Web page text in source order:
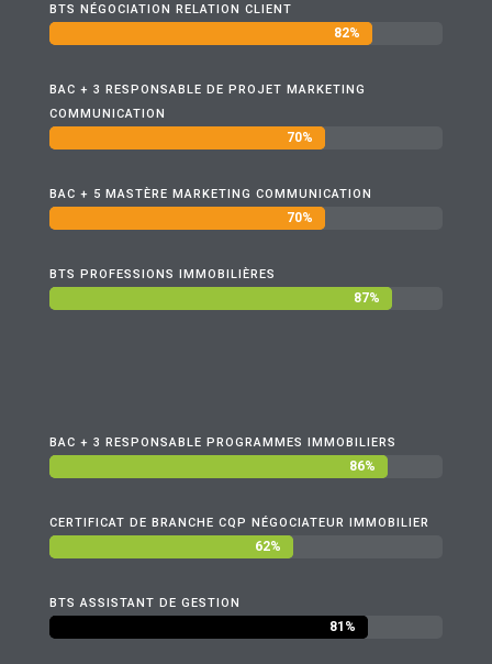
BTS NÉGOCIATION RELATION CLIENT
82%
82%
BAC + 3 RESPONSABLE DE PROJET MARKETING
COMMUNICATION
70%
70%
BAC + 5 MASTÈRE MARKETING COMMUNICATION
70%
70%
BTS PROFESSIONS IMMOBILIÈRES
87%
87%
BAC + 3 RESPONSABLE PROGRAMMES IMMOBILIERS
86%
86%
CERTIFICAT DE BRANCHE CQP NÉGOCIATEUR IMMOBILIER
62%
62%
BTS ASSISTANT DE GESTION
81%
81%